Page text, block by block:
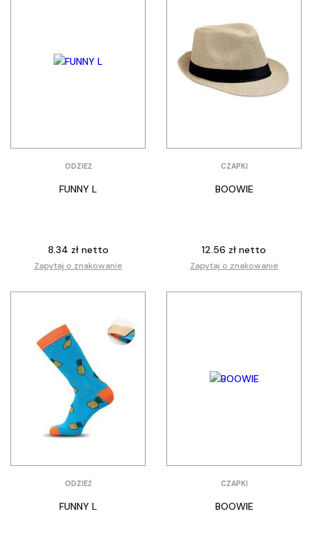
ODZIEŻ
FUNNY L
8.34 zł netto
Zapytaj o znakowanie
CZAPKI
BOOWIE
12.56 zł netto
Zapytaj o znakowanie
ODZIEŻ
FUNNY L
CZAPKI
BOOWIE